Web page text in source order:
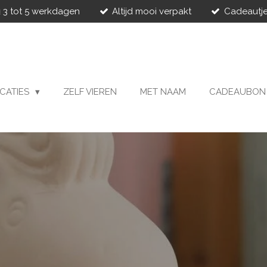
3 tot 5 werkdagen Altijd mooi verpakt
ZELF VIEREN MET NAAM
CADEAUBON